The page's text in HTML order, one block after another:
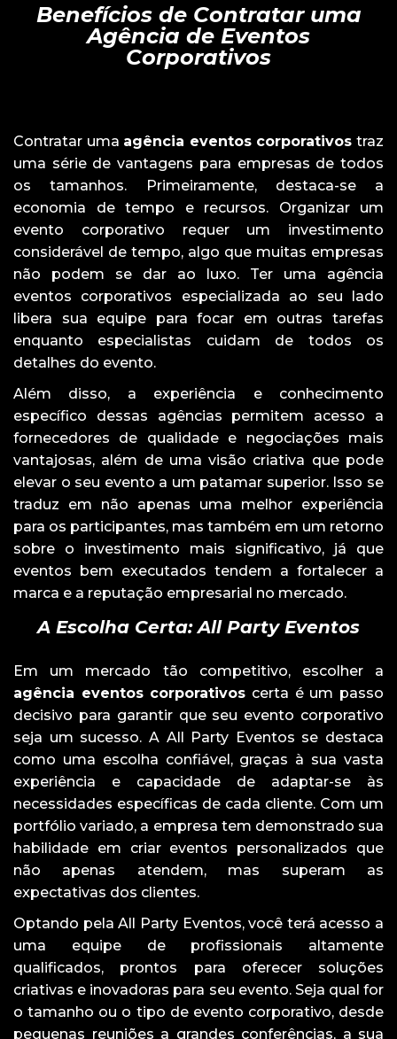
Benefícios de Contratar uma
Agência de Eventos
Corporativos
Contratar uma agência eventos corporativos traz
uma série de vantagens para empresas de todos
os tamanhos. Primeiramente, destaca-se a
economia de tempo e recursos. Organizar um
evento corporativo requer um investimento
considerável de tempo, algo que muitas empresas
não podem se dar ao luxo. Ter uma agência
eventos corporativos especializada ao seu lado
libera sua equipe para focar em outras tarefas
enquanto especialistas cuidam de todos os
detalhes do evento.
Além disso, a experiência e conhecimento
específico dessas agências permitem acesso a
fornecedores de qualidade e negociações mais
vantajosas, além de uma visão criativa que pode
elevar o seu evento a um patamar superior. Isso se
traduz em não apenas uma melhor experiência
para os participantes, mas também em um retorno
sobre o investimento mais significativo, já que
eventos bem executados tendem a fortalecer a
marca e a reputação empresarial no mercado.
A Escolha Certa: All Party Eventos
Em um mercado tão competitivo, escolher a
agência eventos corporativos certa é um passo
decisivo para garantir que seu evento corporativo
seja um sucesso. A All Party Eventos se destaca
como uma escolha confiável, graças à sua vasta
experiência e capacidade de adaptar-se às
necessidades específicas de cada cliente. Com um
portfólio variado, a empresa tem demonstrado sua
habilidade em criar eventos personalizados que
não apenas atendem, mas superam as
expectativas dos clientes.
Optando pela All Party Eventos, você terá acesso a
uma equipe de profissionais altamente
qualificados, prontos para oferecer soluções
criativas e inovadoras para seu evento. Seja qual for
o tamanho ou o tipo de evento corporativo, desde
pequenas reuniões a grandes conferências, a sua